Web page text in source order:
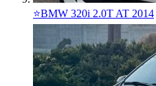
⭐️BMW 320i 2.0T AT 2014